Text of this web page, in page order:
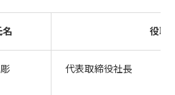
名 役職
代表取締役社長